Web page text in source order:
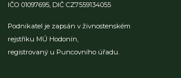
IČO 01097695, DIČ CZ7559134055
Podnikatel je zapsán v živnostenském
rejstříku MÚ Hodonín,
registrovaný u Puncovního úřadu.